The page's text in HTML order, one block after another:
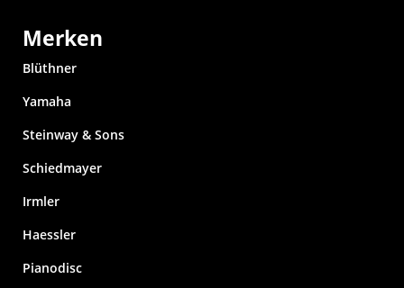
Merken
Blüthner
Yamaha
Steinway & Sons
Schiedmayer
Irmler
Haessler
Pianodisc